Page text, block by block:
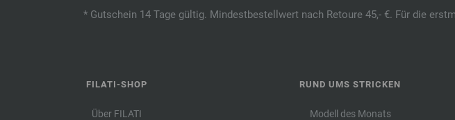
* Gutschein 14 Tage gültig. Mindestbestellwert nach Retoure 45,- €. Für die
FILATI-SHOP
Über FILATI
RUND UMS STRICKEN
Modell des Monats